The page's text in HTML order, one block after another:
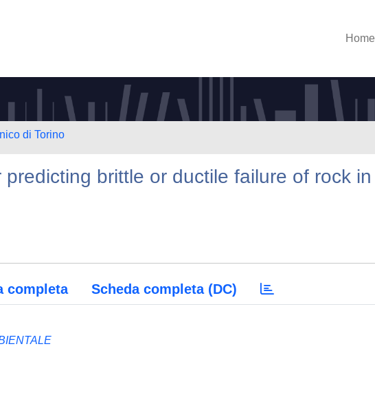
Home
di Torino
brittle or ductile failure of rock in
completa Scheda completa (DC)